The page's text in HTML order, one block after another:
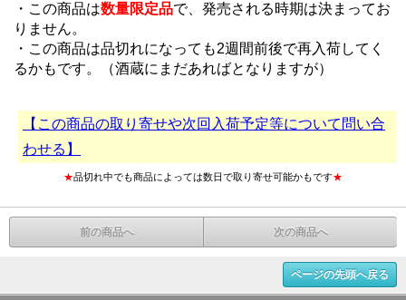
・この商品は数量限定品で、発売される時期は決まってお
りません。
・この商品は品切れになっても2週間前後で再入荷してく
るかもです。（酒蔵にまだあればとなりますが）
【この商品の取り寄せや次回入荷予定等について問い合
わせる】
★品切れ中でも商品によっては数日で取り寄せ可能かもです★
前の商品へ 次の商品へ
ページの先頭へ戻る